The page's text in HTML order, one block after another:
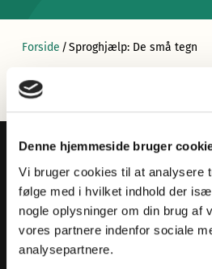
Denne hjemmeside bruger
Vi bruger cookies til at analysere
følge med i hvilket indhold der
nogle oplysninger om din brug af
vores partnere indenfor sociale
analysepartnere.
Forside /Sproghjælp: De små tegn
Dansk Sprognævn
Adelgade 119 B
5400 Bogense